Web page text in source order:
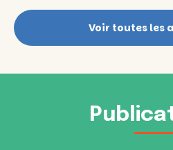
Voir toutes les